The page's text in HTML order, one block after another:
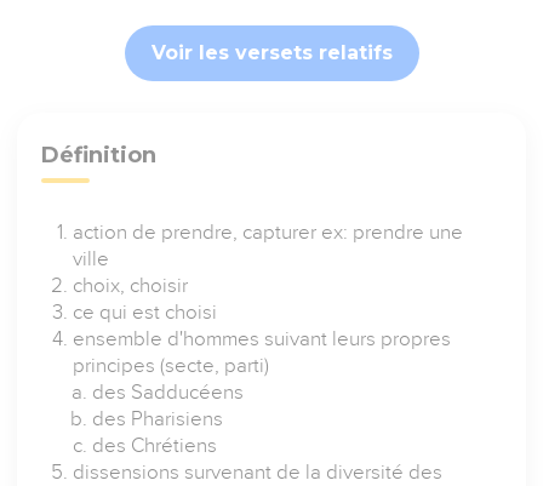
Voir les versets relatifs
Définition
action de prendre, capturer ex: prendre une
ville
choix, choisir
ce qui est choisi
ensemble d'hommes suivant leurs propres
principes (secte, parti)
des Sadducéens
des Pharisiens
des Chrétiens
dissensions survenant de la diversité des